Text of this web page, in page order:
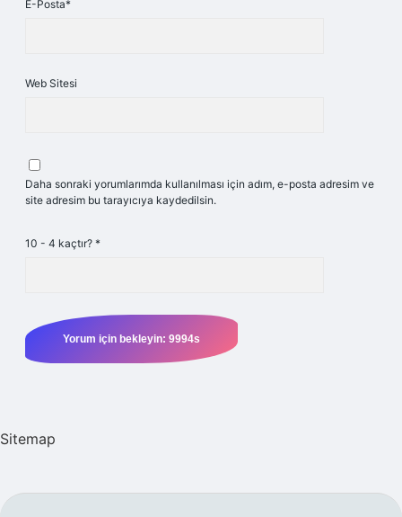
E-Posta*
Web Sitesi
Daha sonraki yorumlarımda kullanılması için adım, e-posta adresim ve
site adresim bu tarayıcıya kaydedilsin.
10 - 4 kaçtır? *
Sitemap